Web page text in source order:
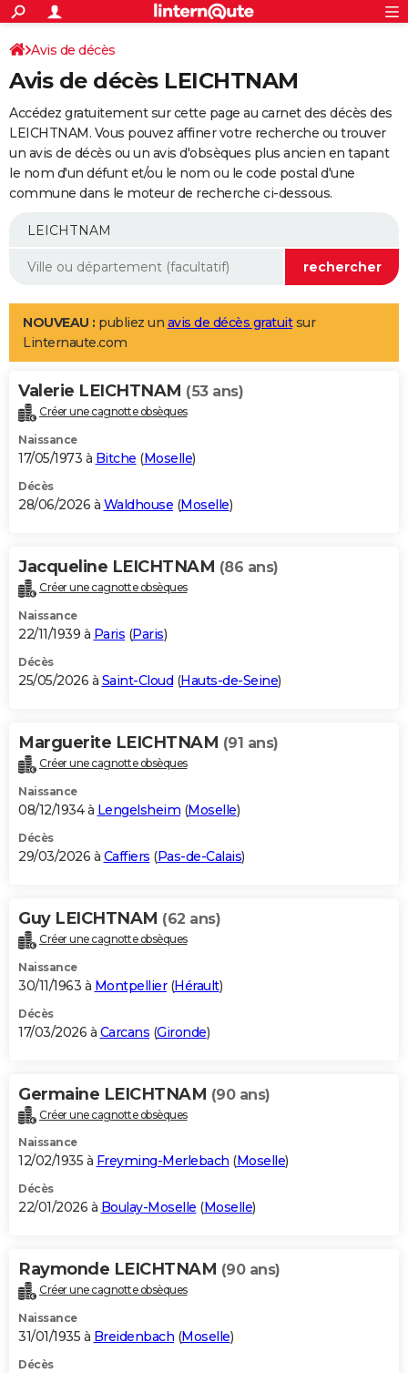
ACTUALITÉS
Politique
Société
Faits Divers
Education
Monde
Villes
+
SPORT
Coupe du monde 2026
Football
Tennis
Cyclisme
Rugby
Forum
Programme TV
TNTStreaming
Cinéma
Sorties cinéma
Musique
+FINANCE
Impôts
Immobilier
Risques naturels par ville
Banque
Assurance
Crédit
AUTO
Essais
Réserver un essai
Citadines
Berlines
SUV
Forum auto
+
Mobiles
Meilleur smartphone
Internet
Ordinateurs
Jeux vidéo
Guide high-tech
Aménagement intérieur
LIFESTYLE
Art de vivre
Bien-être
Loisirs
Mode
Modes de vie
Alimentation
Guide de la santé
Maladies
Médicaments
Sommeil
VOYAGE
Destinations
City break
Voyage nature
Voyage de noces
Forum
Climat
+PHOTO
GUIDES D'ACHAT
BONS PLANS
Carte de Noël
Carte Bonne année
Carte Saint-Valentin
Carte Pâques
Carte d'anniversaire
DICTIONNAIRE
Dictionnaire
Biographies
Citations
Expressions
Proverbes
PROGRAMME TV
S'inscrire
Se connecter
Lycées
Collèges
Primaires
Universités
Entreprises
Service militaire
Avis de recherche
AVIS DE DÉCÈS
Bricolage
Lifestyle
Culture
Sport
Auto
Television
Voyage
Cinema
Avis de décès
Avis de décès LEICHTNAM
Accédez gratuitement sur cette page au carnet des décès des
LEICHTNAM. Vous pouvez affiner votre recherche ou trouver
un avis de décès ou un avis d'obsèques plus ancien en tapant
le nom d'un défunt et/ou le nom ou le code postal d'une
commune dans le moteur de recherche ci-dessous.
NOUVEAU : publiez un avis de décès gratuitsur
Linternaute.com
Valerie LEICHTNAM (53 ans)
Créer une cagnotte obsèques
Naissance
17/05/1973 à Bitche (Moselle)
Décès
28/06/2026 à Waldhouse (Moselle)
Jacqueline LEICHTNAM (86 ans)
Créer une cagnotte obsèques
Naissance
22/11/1939 à Paris (Paris)
Décès
25/05/2026 à Saint-Cloud (Hauts-de-Seine)
Marguerite LEICHTNAM (91 ans)
Créer une cagnotte obsèques
Naissance
08/12/1934 à Lengelsheim (Moselle)
Décès
29/03/2026 à Caffiers (Pas-de-Calais)
Guy LEICHTNAM (62 ans)
Créer une cagnotte obsèques
Naissance
30/11/1963 à Montpellier(Hérault)
Décès
17/03/2026 à Carcans (Gironde)
Germaine LEICHTNAM (90 ans)
Créer une cagnotte obsèques
Naissance
12/02/1935 à Freyming-Merlebach (Moselle)
Décès
22/01/2026 à Boulay-Moselle (Moselle)
Raymonde LEICHTNAM (90 ans)
Créer une cagnotte obsèques
Naissance
31/01/1935 à Breidenbach (Moselle)
Décès